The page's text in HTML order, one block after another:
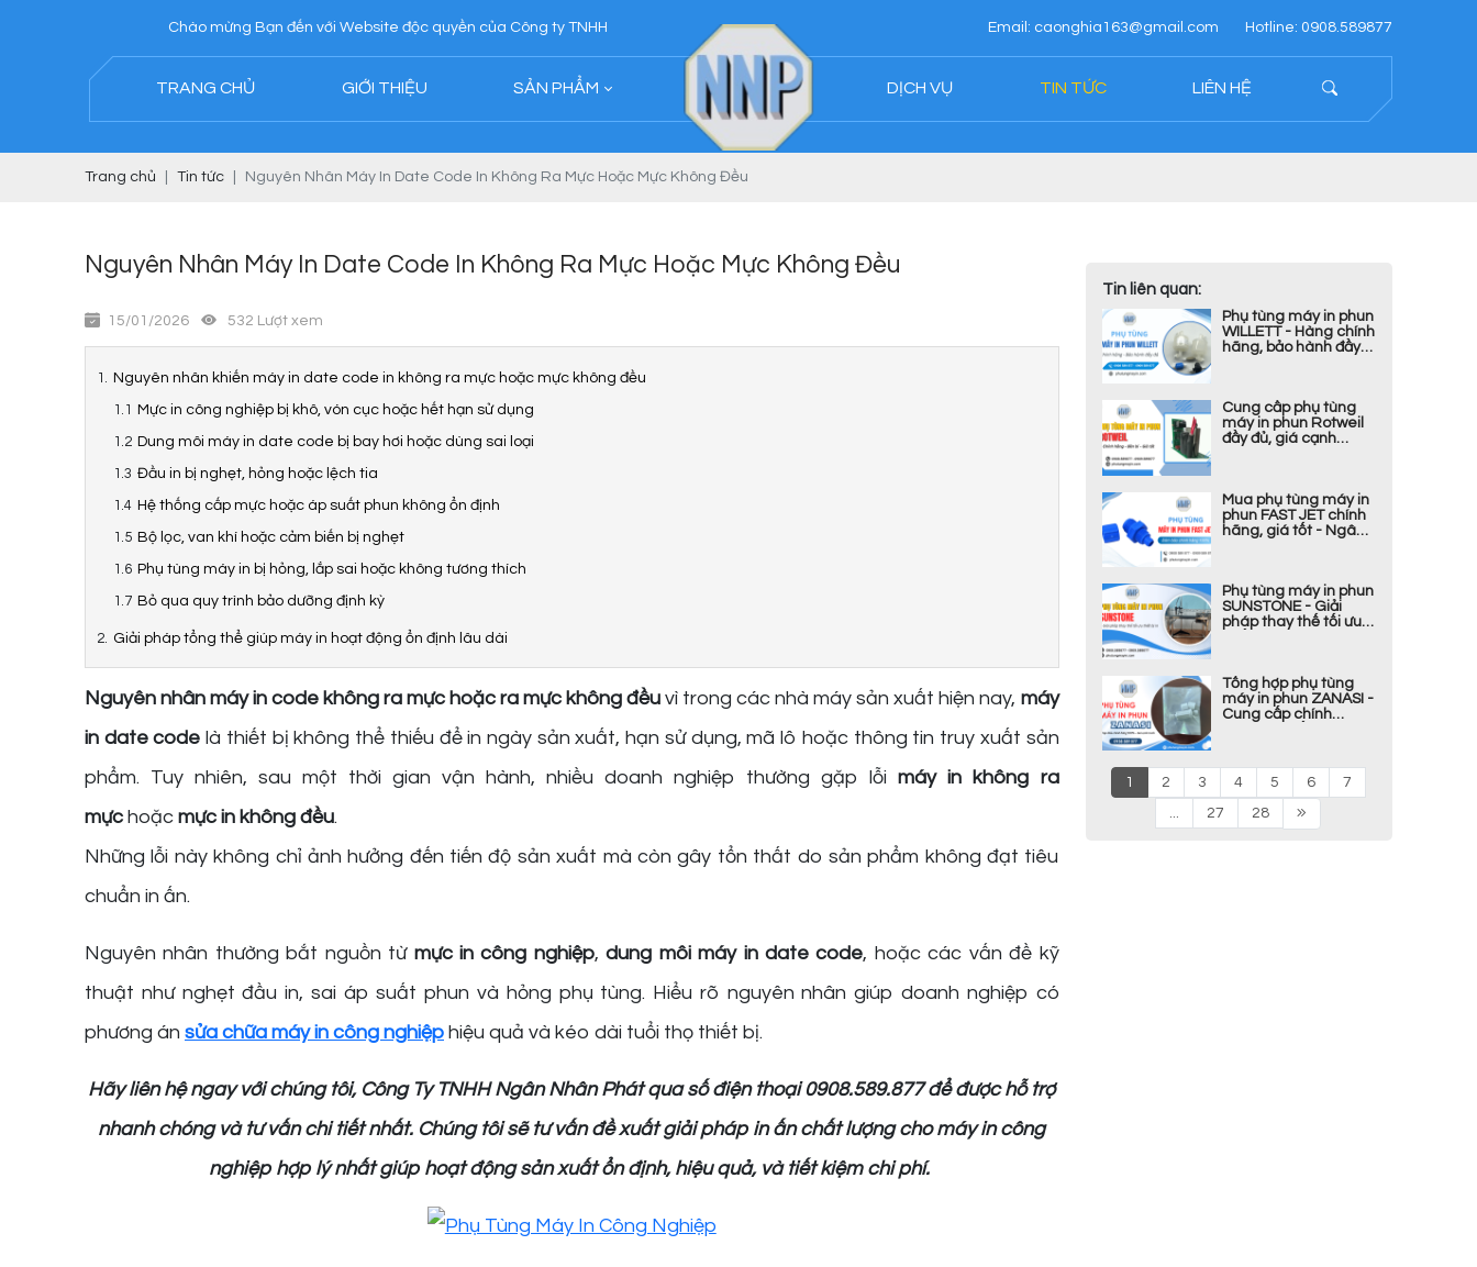
Chào mừng Bạn đến với Website độc quyền của Công ty TNHH Ngân Nhân Phát Email: caonghia163@gmail.com Hotline: 0908.589877
TRANG CHỦ GIỚI THIỆU SẢN PHẨM DỊCH VỤ TIN TỨC LIÊN HỆ
Trang chủ Tin tức Nguyên Nhân Máy In Date Code In Không Ra Mực Hoặc Mực Không Đều
Nguyên Nhân Máy In Date Code In Không Ra Mực Hoặc Mực Không Đều
15/01/2026 532 Lượt xem
Nguyên nhân khiến máy in date code in không ra mực hoặc mực không đều
Mực in công nghiệp bị khô, vón cục hoặc hết hạn sử dụng
Dung môi máy in date code bị bay hơi hoặc dùng sai loại
Đầu in bị nghẹt, hỏng hoặc lệch tia
Hệ thống cấp mực hoặc áp suất phun không ổn định
Bộ lọc, van khí hoặc cảm biến bị nghẹt
Phụ tùng máy in bị hỏng, lắp sai hoặc không tương thích
Bỏ qua quy trình bảo dưỡng định kỳ
Giải pháp tổng thể giúp máy in hoạt động ổn định lâu dài
Nguyên nhân máy in code không ra mực hoặc ra mực không đều vì trong các nhà máy sản xuất hiện nay, máy
in date code là thiết bị không thể thiếu để in ngày sản xuất, hạn sử dụng, mã lô hoặc thông tin truy xuất sản
phẩm. Tuy nhiên, sau một thời gian vận hành, nhiều doanh nghiệp thường gặp lỗimáy in không ra
mực hoặc mực in không đều.
Những lỗi này không chỉ ảnh hưởng đến tiến độ sản xuất mà còn gây tổn thất do sản phẩm không đạt tiêu
chuẩn in ấn.
Nguyên nhân thường bắt nguồn từ mực in công nghiệp,dung môi máy in date code, hoặc các vấn đề kỹ
thuật như nghẹt đầu in, sai áp suất phun và hỏng phụ tùng. Hiểu rõ nguyên nhân giúp doanh nghiệp có
phương án sửa chữa máy in công nghiệp hiệu quả và kéo dài tuổi thọ thiết bị.
Hãy liên hệ ngay với chúng tôi, Công Ty TNHH Ngân Nhân Phát qua số điện thoại 0908.589.877 để được hỗ trợ
nhanh chóng và tư vấn chi tiết nhất. Chúng tôi sẽ tư vấn đề xuất giải pháp in ấn chất lượng cho máy in công
nghiệp hợp lý nhất giúp hoạt động sản xuất ổn định, hiệu quả, và tiết kiệm chi phí.
Tin liên quan:
Phụ tùng máy in phun
WILLETT - Hàng chính
hãng, bảo hành đầy
Cung cấp phụ tùng
máy in phun Rotweil
đầy đủ, giá cạnh
Mua phụ tùng máy in
phun FAST JET chính
hãng, giá tốt - Ngân
Phụ tùng máy in phun
SUNSTONE - Giải
pháp thay thế tối ưu
Tổng hợp phụ tùng
máy in phun ZANASI -
Cung cấp chính
1 2 3 4 5 6
7
...
27 28